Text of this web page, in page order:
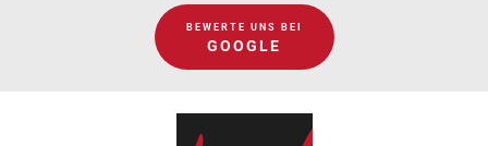
BEWERTE UNS BEI
GOOGLE